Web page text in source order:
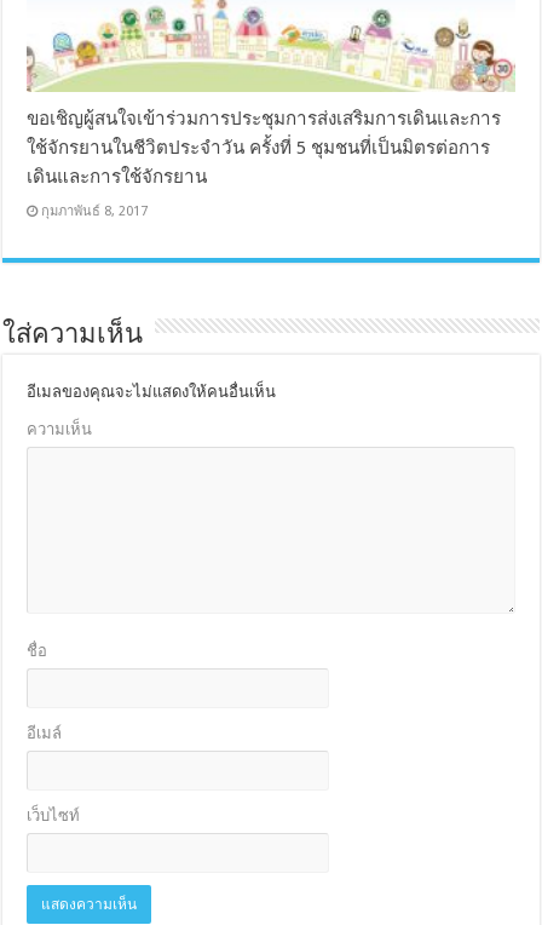
ขอเชิญผู้สนใจเข้าร่วมการประชุมการส่งเสริมการเดินและการ
ใช้จักรยานในชีวิตประจำวัน ครั้งที่ 5 ชุมชนที่เป็นมิตรต่อการ
เดินและการใช้จักรยาน
กุมภาพันธ์ 8, 2017
ใส่ความเห็น
อีเมลของคุณจะไม่แสดงให้คนอื่นเห็น
ความเห็น
ชื่อ
อีเมล์
เว็บไซท์